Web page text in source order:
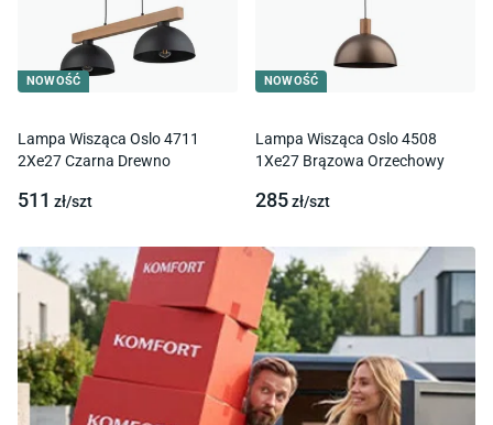
NOWOŚĆ
Lampa Wisząca Oslo 4711
2Xe27 Czarna Drewno
511 zł/szt
NOWOŚĆ
Lampa Wisząca Oslo 4508
1Xe27 Brązowa Orzechowy
285zł/szt